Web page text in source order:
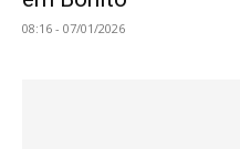
08:16 - 07/01/2026